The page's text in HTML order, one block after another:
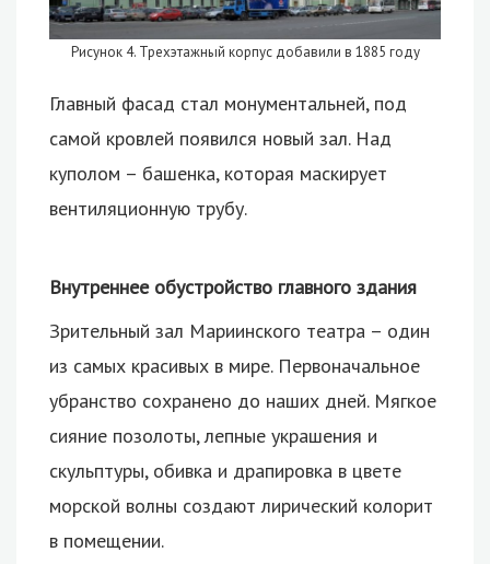
Рисунок 4. Трехэтажный корпус добавили в 1885 году
Главный фасад стал монументальней, под
самой кровлей появился новый зал. Над
куполом – башенка, которая маскирует
вентиляционную трубу.
Внутреннее обустройство главного здания
Зрительный зал Мариинского театра – один
из самых красивых в мире. Первоначальное
убранство сохранено до наших дней. Мягкое
сияние позолоты, лепные украшения и
скульптуры, обивка и драпировка в цвете
морской волны создают лирический колорит
в помещении.